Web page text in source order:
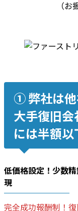
（お
➀ 弊社は
大手復旧
には半額以
低価格設定！少数
現
完全成功報酬制！復